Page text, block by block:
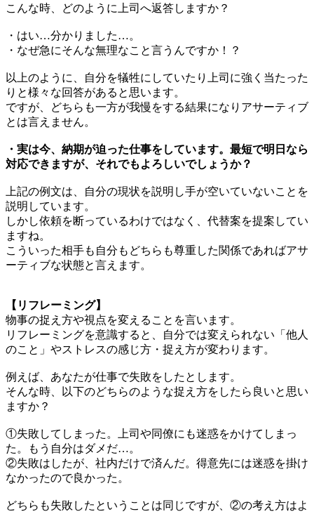
こんな時、どのように上司へ返答しますか？
・はい…分かりました…。
・なぜ急にそんな無理なこと言うんですか！？
以上のように、自分を犠牲にしていたり上司に強く当たった
りと様々な回答があると思います。
ですが、どちらも一方が我慢をする結果になりアサーティブ
とは言えません。
・実は今、納期が迫った仕事をしています。最短で明日なら
対応できますが、それでもよろしいでしょうか？
上記の例文は、自分の現状を説明し手が空いていないことを
説明しています。
しかし依頼を断っているわけではなく、代替案を提案してい
ますね。
こういった相手も自分もどちらも尊重した関係であればアサ
ーティブな状態と言えます。
【リフレーミング】
物事の捉え方や視点を変えることを言います。
リフレーミングを意識すると、自分では変えられない「他人
のこと」やストレスの感じ方・捉え方が変わります。
例えば、あなたが仕事で失敗をしたとします。
そんな時、以下のどちらのような捉え方をしたら良いと思い
ますか？
①失敗してしまった。上司や同僚にも迷惑をかけてしまっ
た。もう自分はダメだ…。
②失敗はしたが、社内だけで済んだ。得意先には迷惑を掛け
なかったので良かった。
どちらも失敗したということは同じですが、②の考え方はよ